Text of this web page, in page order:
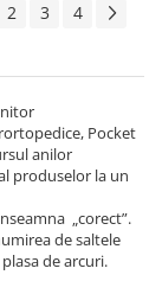
2 3 4
Pocket
anilor
produselor la un
„corect”.
de saltele
de arcuri.